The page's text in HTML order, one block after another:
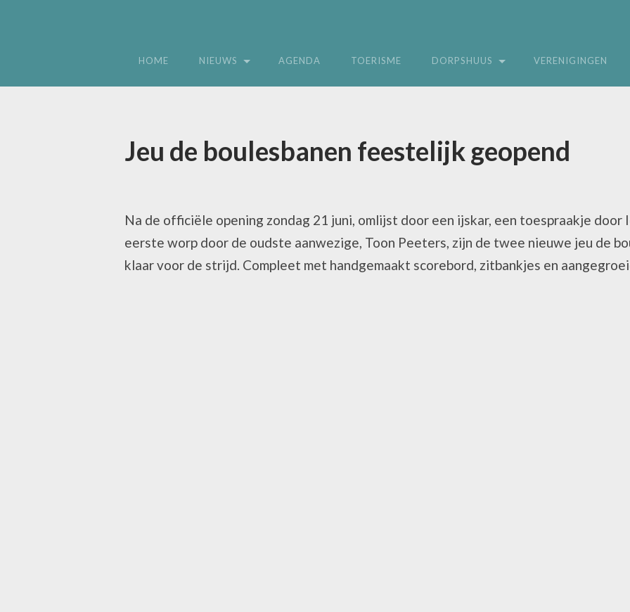
HOME NIEUWS AGENDA TOERISME DORPSHUUS VERENIGINGEN
Jeu de boulesbanen feestelijk geopend
Na de officiële opening zondag 21 juni, omlijst door een ijskar, een toespraakje door
eerste worp door de oudste aanwezige, Toon Peeters, zijn de twee nieuwe jeu de
klaar voor de strijd. Compleet met handgemaakt scorebord, zitbankjes en